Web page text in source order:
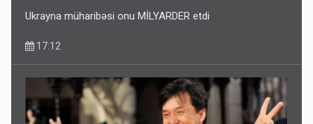
Ukrayna müharibəsi onu MİLYARDER etdi
17:12